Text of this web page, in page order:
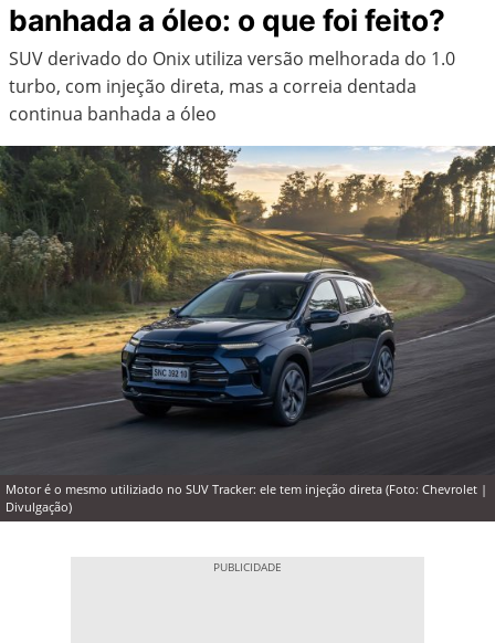
banhada a óleo: o que foi feito?
SUV derivado do Onix utiliza versão melhorada do 1.0
turbo, com injeção direta, mas a correia dentada
continua banhada a óleo
Motor é o mesmo utiliziado no SUV Tracker: ele tem injeção direta (Foto: Chevrolet |
Divulgação)